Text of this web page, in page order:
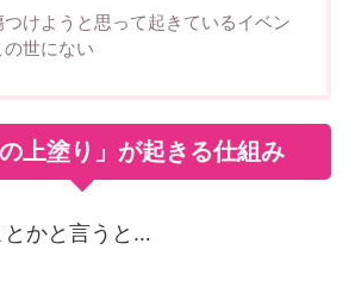
けようと思って起きているイベン
の世にない
の上塗り」が起きる仕組み
とかと言うと…